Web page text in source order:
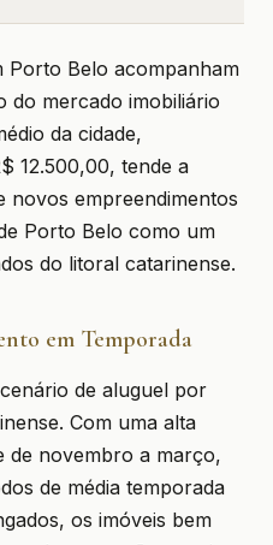
Porto Belo acompanham
do mercado imobiliário
da cidade,
12.500,00, tende a
novos empreendimentos
Porto Belo como um
do litoral catarinense.
em Temporada
de aluguel por
Com uma alta
de novembro a março,
de média temporada
os imóveis bem